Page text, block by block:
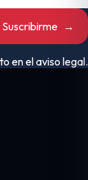
Suscribirme →
en el aviso legal.